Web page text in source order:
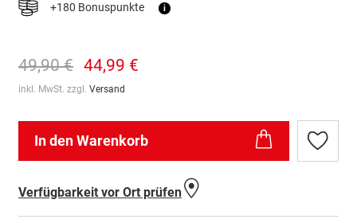
+180 Bonuspunkte i
49,90 € 44,99 €
inkl. MwSt. zzgl. Versand
In den Warenkorb
Zur
Verfügbarkeit vor Ort prüfen